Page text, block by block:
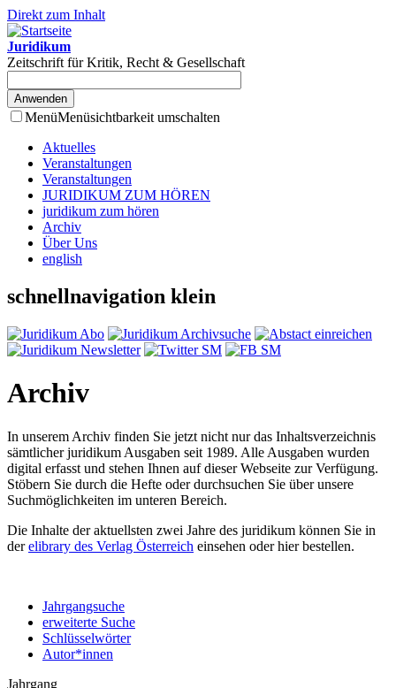
Direkt zum Inhalt
Juridikum
Zeitschrift für Kritik, Recht & Gesellschaft
MenüMenüsichtbarkeit umschalten
Aktuelles
Veranstaltungen
Veranstaltungen
JURIDIKUM ZUM HÖREN
juridikum zum hören
Archiv
Über Uns
english
schnellnavigation klein
Archiv
In unserem Archiv finden Sie jetzt nicht nur das Inhaltsverzeichnis
sämtlicher juridikum Ausgaben seit 1989. Alle Ausgaben wurden
digital erfasst und stehen Ihnen auf dieser Webseite zur Verfügung.
Stöbern Sie durch die Hefte oder durchsuchen Sie über unsere
Suchmöglichkeiten im unteren Bereich.
Die Inhalte der aktuellsten zwei Jahre des juridikum können Sie in
derelibrary des Verlag Österreich einsehen oder hier bestellen.
Jahrgangsuche
erweiterte Suche
Schlüsselwörter
Autor*innen
Jahrgang